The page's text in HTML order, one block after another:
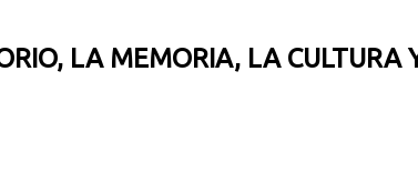
LA MEMORIA, LA